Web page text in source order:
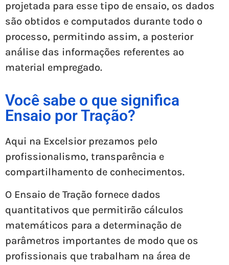
projetada para esse tipo de ensaio, os dados
são obtidos e computados durante todo o
processo, permitindo assim, a posterior
análise das informações referentes ao
material empregado.
Você sabe o que significa
Ensaio por Tração?
Aqui na Excelsior prezamos pelo
profissionalismo, transparência e
compartilhamento de conhecimentos.
O Ensaio de Tração fornece dados
quantitativos que permitirão cálculos
matemáticos para a determinação de
parâmetros importantes de modo que os
profissionais que trabalham na área de